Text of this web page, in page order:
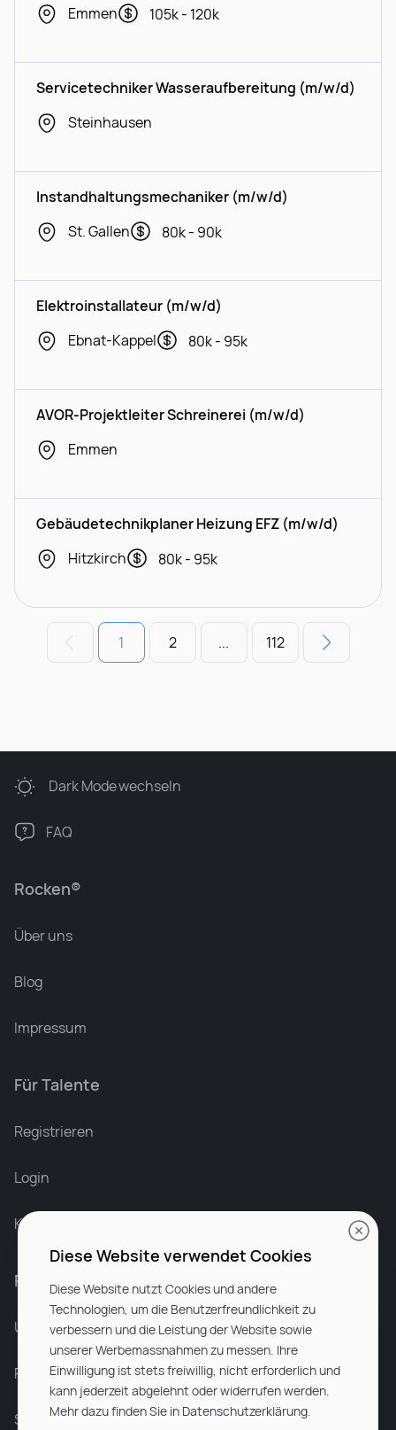
Emmen
105k - 120k
Servicetechniker Wasseraufbereitung (m/w/d)
Steinhausen
Instandhaltungsmechaniker (m/w/d)
St. Gallen
80k - 90k
Elektroinstallateur (m/w/d)
Ebnat-Kappel
80k - 95k
AVOR-Projektleiter Schreinerei (m/w/d)
Emmen
Gebäudetechnikplaner Heizung EFZ (m/w/d)
Hitzkirch
80k - 95k
1 2 ... 112
Rocken®
Über uns
Blog
Impressum
Für Talente
Registrieren
Login
Karriere bei Rocken
Für Unternehmen
Unsere Dienstleistungen
Partnerunternehmen
Sitemap
Dark Modewechseln
FAQ
Diese Website verwendet Cookies
Diese Website nutzt Cookies und andere
Technologien, um die Benutzerfreundlichkeit zu
verbessern und die Leistung der Website sowie
unserer Werbemassnahmen zu messen. Ihre
Einwilligung ist stets freiwillig, nicht erforderlich und
kann jederzeit abgelehnt oder widerrufen werden.
Mehr dazu finden Sie in Datenschutzerklärung.